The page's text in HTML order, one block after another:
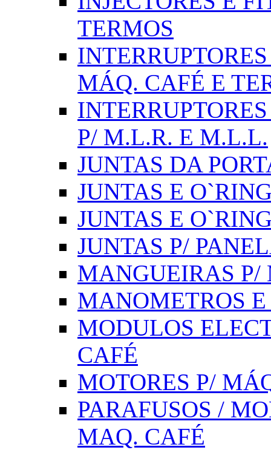
TERMOS
MÁQ. CAFÉ E
P/ M.L.R. E M.L.L.
JUNTAS DA
JUNTAS E
JUNTAS E
JUNTAS P/
MANGUEIRAS
MANOMETROS
MODULOS
CAFÉ
MOTORES P/
PARAFUSOS /
MAQ. CAFÉ